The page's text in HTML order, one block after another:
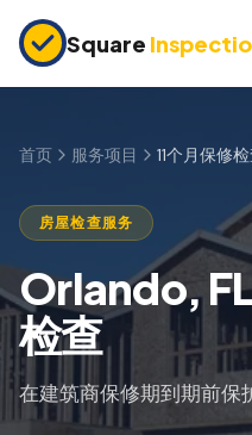
Square
购房前检查
11个月保修检查
公寓检查
上市前检查
投资房产
首页 服务项目 11个月保修
房屋检查服务
Orlando,
检查
在建筑商保修期到期前保